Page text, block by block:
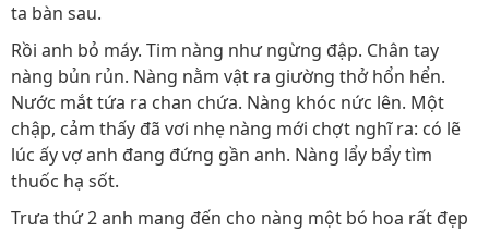
ta bàn sau.
Rồi anh bỏ máy. Tim nàng như ngừng đập. Chân tay
nàng bủn rủn. Nàng nằm vật ra giường thở hổn hển.
Nước mắt tứa ra chan chứa. Nàng khóc nức lên. Một
chập, cảm thấy đã vơi nhẹ nàng mới chợt nghĩ ra: có lẽ
lúc ấy vợ anh đang đứng gần anh. Nàng lẩy bẩy tìm
thuốc hạ sốt.
Trưa thứ 2 anh mang đến cho nàng một bó hoa rất đẹp